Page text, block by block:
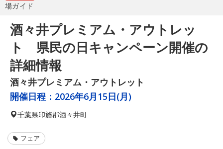
場ガイド
酒々井プレミアム・アウトレッ
ト 県民の日キャンペーン開催の
詳細情報
酒々井プレミアム・アウトレット
開催日程： 2026年6月15日(月)
千葉県印旛郡酒々井町
フェア